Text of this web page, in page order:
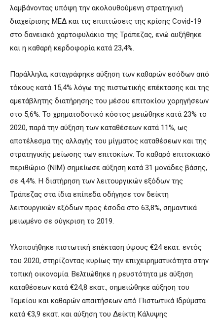
λαμβάνοντας υπόψη την ακολουθούμενη στρατηγική
διαχείρισης ΜΕΔ και τις επιπτώσεις της κρίσης Covid-19
στο δανειακό χαρτοφυλάκιο της Τράπεζας, ενώ αυξήθηκε
και η καθαρή κερδοφορία κατά 23,4%.
Παράλληλα, καταγράφηκε αύξηση των καθαρών εσόδων από
τόκους κατά 15,4% λόγω της πιστωτικής επέκτασης και της
αμετάβλητης διατήρησης του μέσου επιτοκίου χορηγήσεων
στο 5,6%. Το χρηματοδοτικό κόστος μειώθηκε κατά 23% το
2020, παρά την αύξηση των καταθέσεων κατά 11%, ως
αποτέλεσμα της αλλαγής του μίγματος καταθέσεων και της
στρατηγικής μείωσης των επιτοκίων. Το καθαρό επιτοκιακό
περιθώριο (ΝΙΜ) σημείωσε αύξηση κατά 31 μονάδες βάσης,
σε 4,4%. Η διατήρηση των λειτουργικών εξόδων της
Τράπεζας στα ίδια επίπεδα οδήγησε τον δείκτη
λειτουργικών εξόδων προς έσοδα στο 63,8%, σημαντικά
μειωμένο σε σύγκριση το 2019.
Υλοποιήθηκε πιστωτική επέκταση ύψους €24 εκατ. εντός
του 2020, στηρίζοντας κυρίως την επιχειρηματικότητα στην
τοπική οικονομία. Βελτιώθηκε η ρευστότητα με αύξηση
καταθέσεων κατά €24,8 εκατ., σημειώθηκε αύξηση του
Ταμείου και καθαρών απαιτήσεων από Πιστωτικά Ιδρύματα
κατά €3,9 εκατ. και αύξηση του Δείκτη Κάλυψης